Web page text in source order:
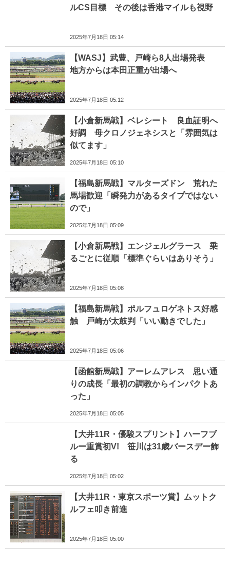
ルCS目標 その後は香港マイルも視野
2025年7月18日 05:14
【WASJ】武豊、戸崎ら8人出場発表
地方からは本田正重が出場へ
2025年7月18日 05:12
【小倉新馬戦】ベレシート 良血証明へ
好調 母クロノジェネシスと「雰囲気は
似てます」
2025年7月18日 05:10
【福島新馬戦】マルターズドン 荒れた
馬場歓迎「瞬発力があるタイプではない
ので」
2025年7月18日 05:09
【小倉新馬戦】エンジェルグラース 乗
るごとに従順「標準ぐらいはありそう」
2025年7月18日 05:08
【福島新馬戦】ポルフュロゲネトス好感
触 戸崎が太鼓判「いい動きでした」
2025年7月18日 05:06
【函館新馬戦】アーレムアレス 思い通
りの成長「最初の調教からインパクトあ
った」
2025年7月18日 05:05
【大井11R・優駿スプリント】ハーフブ
ルー重賞初V! 笹川は31歳バースデー飾
る
2025年7月18日 05:02
【大井11R・東京スポーツ賞】ムットク
ルフェ叩き前進
2025年7月18日 05:00